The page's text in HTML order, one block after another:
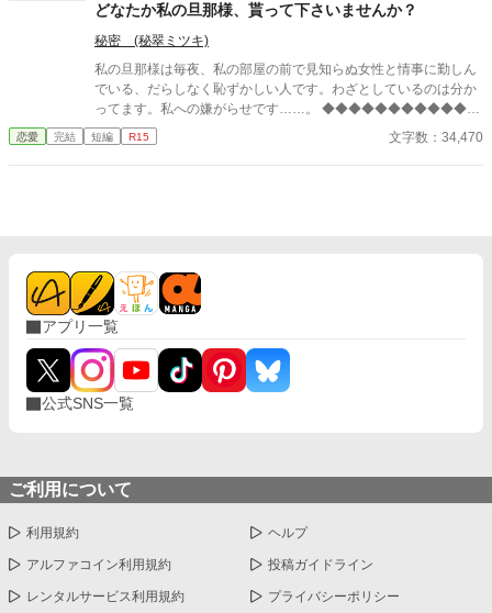
どなたか私の旦那様、貰って下さいませんか？
秘密 (秘翠ミツキ)
私の旦那様は毎夜、私の部屋の前で見知らぬ女性と情事に勤しん
でいる、だらしなく恥ずかしい人です。わざとしているのは分か
ってます。私への嫌がらせです……。 ◆◆◆◆◆◆◆◆◆◆◆◆
◆◆◆◆◆◆◆◆◆◆◆ 政略結婚で、離縁出来ないけど離縁した
い。 無類の女好きの従兄の侯爵令息フェルナンドと伯爵令嬢のロ
のに女性達からは終始凄い形相で睨まれる。 居た堪れなくなり、
広間の外へ逃げれば元凶の彼が見知らぬ女とお楽しみ中……。 こ
んな旦那様、いりません！ 誰か、私の旦那様を貰って下さ
い……。
恋愛 完結 短編 R15 文字数：34,470
アプリ一覧
公式SNS一覧
ご利用について
利用規約 ヘルプ
アルファコイン利用規約 投稿ガイドライン
レンタルサービス利用規約 プライバシーポリシー